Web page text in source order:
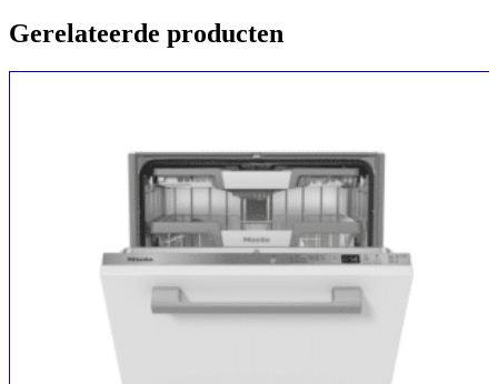
Gerelateerde producten